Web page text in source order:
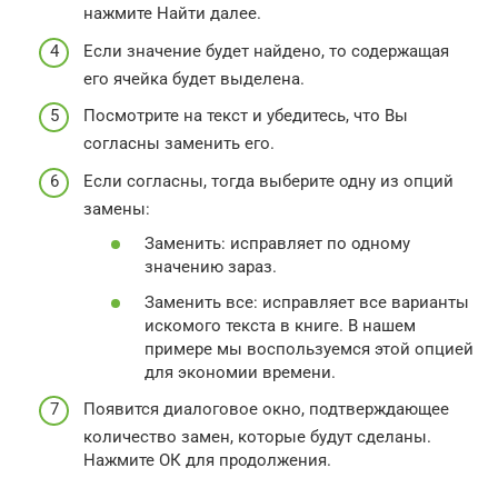
нажмите Найти далее.
Если значение будет найдено, то содержащая
его ячейка будет выделена.
Посмотрите на текст и убедитесь, что Вы
согласны заменить его.
Если согласны, тогда выберите одну из опций
замены:
Заменить: исправляет по одному
значению зараз.
Заменить все: исправляет все варианты
искомого текста в книге. В нашем
примере мы воспользуемся этой опцией
для экономии времени.
Появится диалоговое окно, подтверждающее
количество замен, которые будут сделаны.
Нажмите ОК для продолжения.